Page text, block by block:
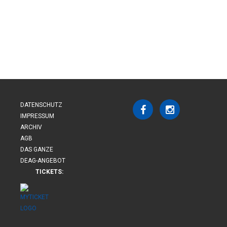
DATENSCHUTZ
IMPRESSUM
ARCHIV
AGB
DAS GANZE
DEAG-ANGEBOT
TICKETS: